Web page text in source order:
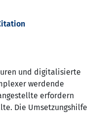
und digitalisierte
werdende
erfordern
Die Umsetzungshilfe